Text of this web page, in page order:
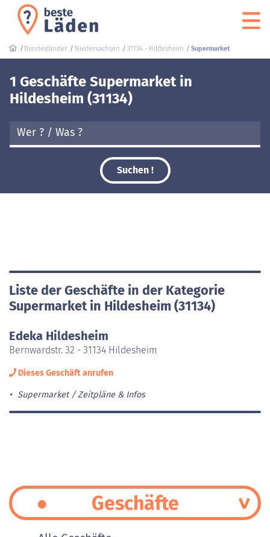
Bundesländer Niedersachsen 31134 - Hildesheim Supermarket
1 Geschäfte Supermarket in
Hildesheim (31134)
Suchen !
Liste der Geschäfte in der Kategorie
Supermarket in Hildesheim (31134)
Edeka Hildesheim
Bernwardstr. 32 - 31134 Hildesheim
Dieses Geschäft anrufen
Supermarket Zeitpläne & Infos
Geschäfte